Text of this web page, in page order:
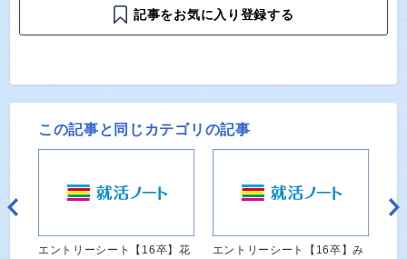
記事をお気に入り登録する
この記事と同じカテゴリの記事
エントリーシート【16卒】花
エントリーシート【16卒】み